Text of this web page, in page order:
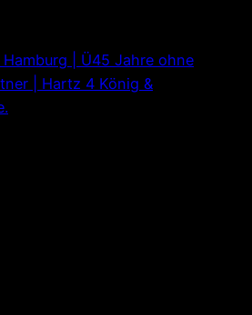
| Ü45 Jahre ohne
| Hartz 4 König &